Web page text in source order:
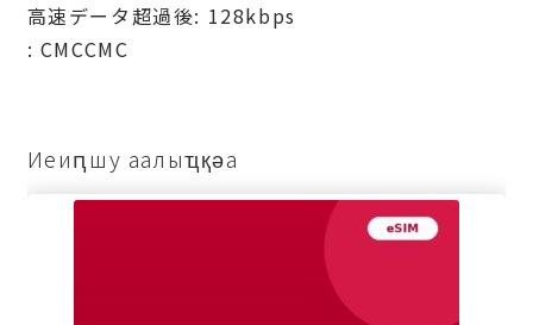
高速データ超過後: 128kbps
: СМССМС
Иеиԥшу аалыҵқәа